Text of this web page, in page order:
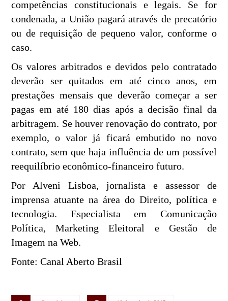
competências constitucionais e legais. Se for
condenada, a União pagará através de precatório
ou de requisição de pequeno valor, conforme o
caso.
Os valores arbitrados e devidos pelo contratado
deverão ser quitados em até cinco anos, em
prestações mensais que deverão começar a ser
pagas em até 180 dias após a decisão final da
arbitragem. Se houver renovação do contrato, por
exemplo, o valor já ficará embutido no novo
contrato, sem que haja influência de um possível
reequilíbrio econômico-financeiro futuro.
Por Alveni Lisboa, jornalista e assessor de
imprensa atuante na área do Direito, política e
tecnologia. Especialista em Comunicação
Política, Marketing Eleitoral e Gestão de
Imagem na Web.
Fonte: Canal Aberto Brasil